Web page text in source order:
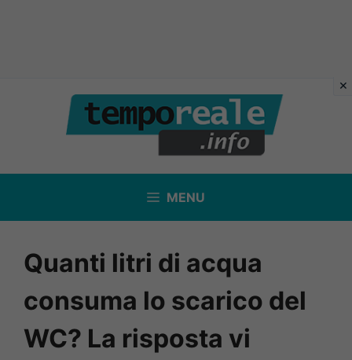
contenuto
MENU
Quanti litri di acqua
consuma lo scarico del
WC? La risposta vi